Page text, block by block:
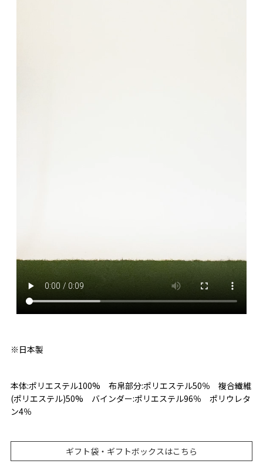
※日本製
本体:ポリエステル100% 布帛部分:ポリエステル50％ 複合繊維
(ポリエステル)50% バインダー:ポリエステル96％ ポリウレタ
ン4％
ギフト袋・ギフトボックスはこちら